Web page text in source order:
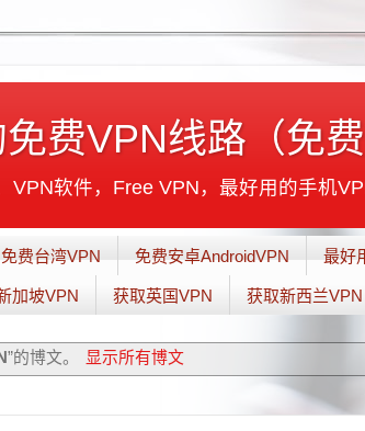
费VPN线路（免
软件，Free VPN，最好用的手机
免费台湾VPN 免费安卓AndroidVPN 最好
加坡VPN 获取英国VPN 获取新西兰VPN
”的博文。 显示所有博文